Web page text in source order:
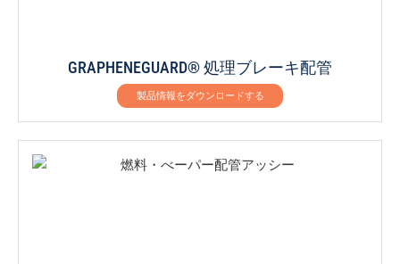
GRAPHENEGUARD® 処理ブレーキ配管
製品情報をダウンロードする